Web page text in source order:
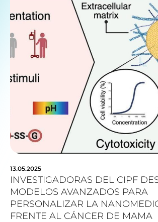
13.05.2025
INVESTIGADORAS DEL CIPF
MODELOS AVANZADOS PARA
PERSONALIZAR LA
FRENTE AL CÁNCER DE MAMA